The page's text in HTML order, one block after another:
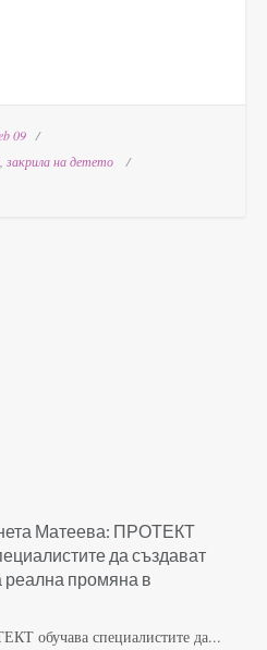
09
, закрила на детето
Матеева: ПРОТЕКТ
да създават
реална промяна в
обучава специалистите да...